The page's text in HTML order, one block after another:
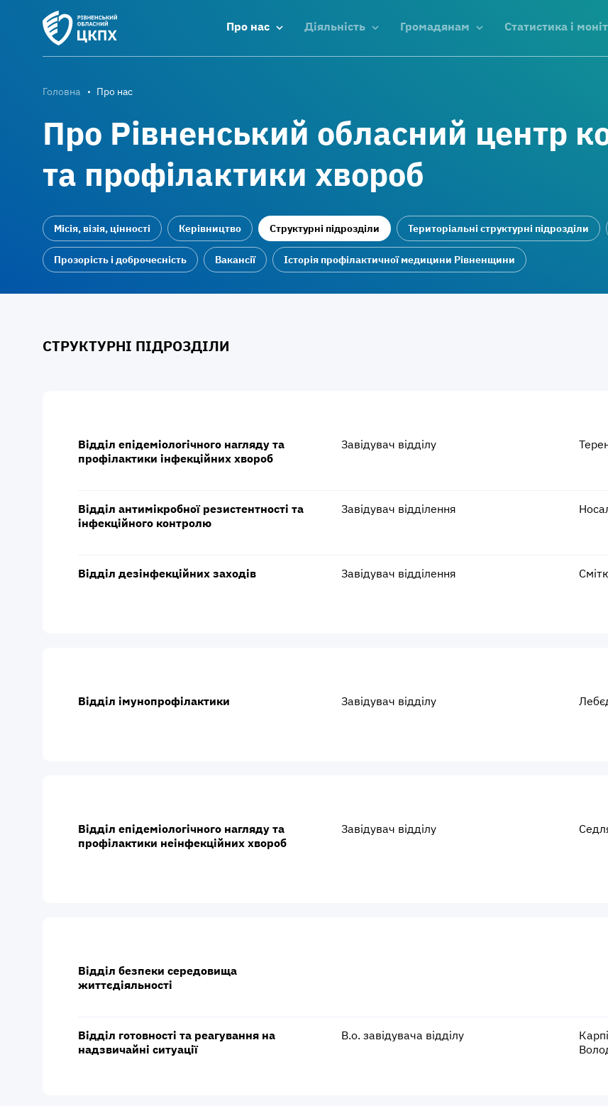
Про нас Діяльність Громадянам Статистика і
Головна Про нас
Про Рівненський обласний центр
та профілактики хвороб
Місія, візія, цінності Керівництво Структурні підрозділи Територіальні структурні підрозділи
Прозорість і доброчесність Вакансії Історія профілактичної медицини Рівненщини
СТРУКТУРНІ ПІДРОЗДІЛИ
Відділ епідеміологічного нагляду та
профілактики інфекційних хвороб
Завідувач відділу
Відділ антимікробної резистентності та
інфекційного контролю
Завідувач відділення
Відділ дезінфекційних заходів Завідувач відділення
Відділ імунопрофілактики Завідувач відділу
Відділ епідеміологічного нагляду та
профілактики неінфекційних хвороб
Завідувач відділу
Відділ безпеки середовища
життєдіяльності
Відділ готовності та реагування на
надзвичайні ситуації
В.о. завідувача відділу